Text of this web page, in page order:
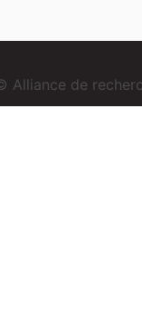
Alliance de